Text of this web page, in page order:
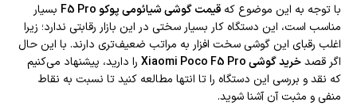
با توجه به این موضوع که قیمت گوشی شیائومی پوکو F5 Pro
بسیار
مناسب است، این دستگاه کار بسیار سختی در این بازار رقابتی ندارد؛ زیرا
اغلب رقبای این گوشی سخت افزار به مراتب ضعیف‌تری دارند. با این حال
اگر قصدخرید گوشی Xiaomi Poco F5 Pro
را دارید، پیشنهاد می‌کنیم
که نقد و بررسی این دستگاه را تا انتها مطالعه کنید تا نسبت به نقاط
منفی و مثبت آن آشنا شوید.